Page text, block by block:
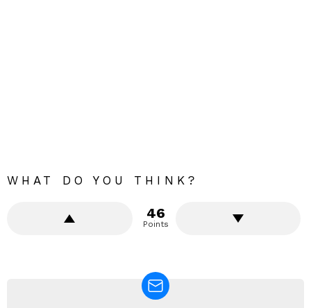
WHAT DO YOU THINK?
46
Points